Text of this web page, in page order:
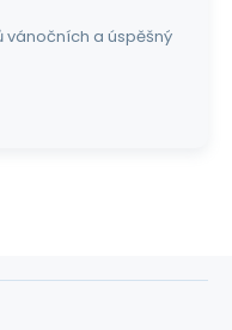
vánočních a úspěšný